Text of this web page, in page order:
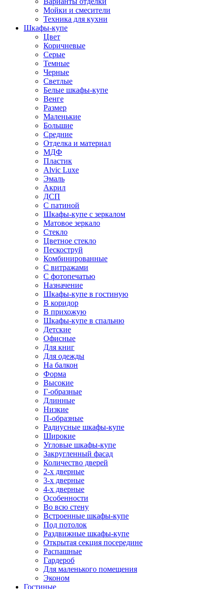
Мойки и смесители
Техника для кухни
Шкафы-купе
Цвет
Коричневые
Серые
Темные
Черные
Светлые
Белые шкафы-купе
Венге
Размер
Маленькие
Большие
Средние
Отделка и материал
МДФ
Пластик
Alvic Luxe
Эмаль
Акрил
ДСП
С патиной
Шкафы-купе с зеркалом
Матовое зеркало
Стекло
Цветное стекло
Пескоструй
Комбинированные
С витражами
С фотопечатью
Назначение
Шкафы-купе в гостиную
В коридор
В прихожую
Шкафы-купе в спальню
Детские
Офисные
Для книг
Для одежды
На балкон
Форма
Высокие
Г-образные
Длинные
Низкие
П-образные
Радиусные шкафы-купе
Широкие
Угловые шкафы-купе
Закругленный фасад
Количество дверей
2-х дверные
3-х дверные
4-х дверные
Особенности
Во всю стену
Встроенные шкафы-купе
Под потолок
Раздвижные шкафы-купе
Открытая секция посередине
Распашные
Гардероб
Для маленького помещения
Эконом
Гостиные